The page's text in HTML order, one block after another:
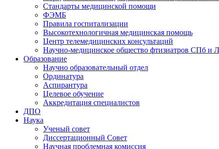
Стандарты медицинской помощи
ФЭМБ
Правила госпитализации
Высокотехнологичная медицинская помощь
Центр телемедицинских консультаций
Научно-медицинское общество фтизиатров СПб и
Образование
Научно образовательный отдел
Ординатура
Аспирантура
Целевое обучение
Аккредитация специалистов
ДПО
Наука
Ученый совет
Диссертационный Совет
Научная проблемная комиссия